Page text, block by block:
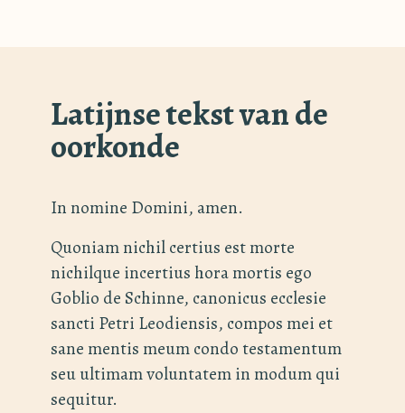
Latijnse tekst van de
oorkonde
In nomine Domini, amen.
Quoniam nichil certius est morte
nichilque incertius hora mortis ego
Goblio de Schinne, canonicus ecclesie
sancti Petri Leodiensis, compos mei et
sane mentis meum condo testamentum
seu ultimam voluntatem in modum qui
sequitur.